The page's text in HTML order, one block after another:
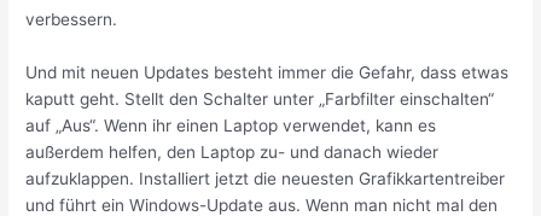
verbessern.
Und mit neuen Updates besteht immer die Gefahr, dass etwas
kaputt geht. Stellt den Schalter unter „Farbfilter einschalten“
auf „Aus“. Wenn ihr einen Laptop verwendet, kann es
außerdem helfen, den Laptop zu- und danach wieder
aufzuklappen. Installiert jetzt die neuesten Grafikkartentreiber
und führt ein Windows-Update aus. Wenn man nicht mal den